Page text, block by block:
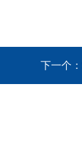
下一个：